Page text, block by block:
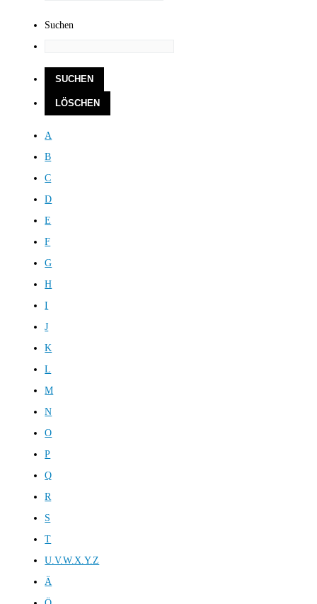
Suchen
A
B
C
D
E
F
G
H
I
J
K
L
M
N
O
P
Q
R
S
T
U.V.W.X.Y.Z
Ä